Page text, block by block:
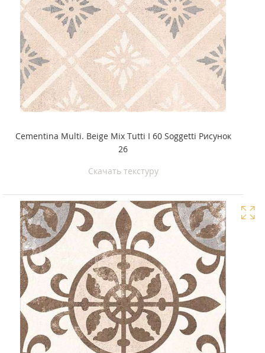
Cementina Multi. Beige Mix Tutti I 60 Soggetti Рисунок
26
Скачать текстуру